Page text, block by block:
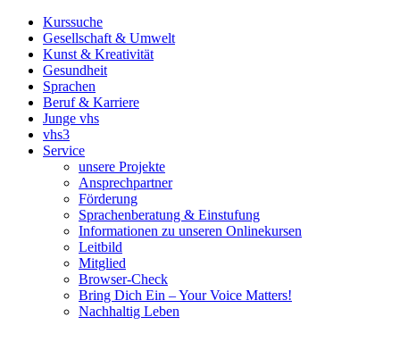
Kurssuche
Gesellschaft & Umwelt
Kunst & Kreativität
Gesundheit
Sprachen
Beruf & Karriere
Junge vhs
vhs3
Service
unsere Projekte
Ansprechpartner
Förderung
Sprachenberatung & Einstufung
Informationen zu unseren Onlinekursen
Leitbild
Mitglied
Browser-Check
Bring Dich Ein – Your Voice Matters!
Nachhaltig Leben